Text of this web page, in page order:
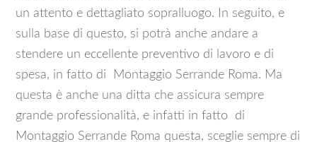
un attento e dettagliato sopralluogo. In seguito, e
sulla base di questo, si potrà anche andare a
stendere un eccellente preventivo di lavoro e di
spesa, in fatto di Montaggio Serrande Roma. Ma
questa è anche una ditta che assicura sempre
grande professionalità, e infatti in fatto di
Montaggio Serrande Roma questa, sceglie sempre di